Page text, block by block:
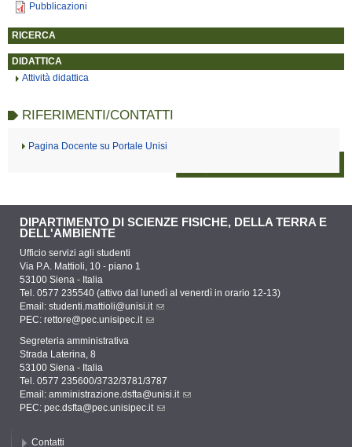
Pubblicazioni
RICERCA
DIDATTICA
Attività didattica
RIFERIMENTI/CONTATTI
Pagina Docente su Portale Unisi
DIPARTIMENTO DI SCIENZE FISICHE, DELLA TERRA E
DELL'AMBIENTE
Ufficio servizi agli studenti
Via P.A. Mattioli, 10 - piano 1
53100 Siena - Italia
Tel. 0577 235540 (attivo dal lunedì al venerdì in orario 12-13)
Email: studenti.mattioli@unisi.it
PEC: rettore@pec.unisipec.it
Segreteria amministrativa
Strada Laterina, 8
53100 Siena - Italia
Tel. 0577 235600/3732/3781/3787
Email: amministrazione.dsfta@unisi.it
PEC: pec.dsfta@pec.unisipec.it
Contatti